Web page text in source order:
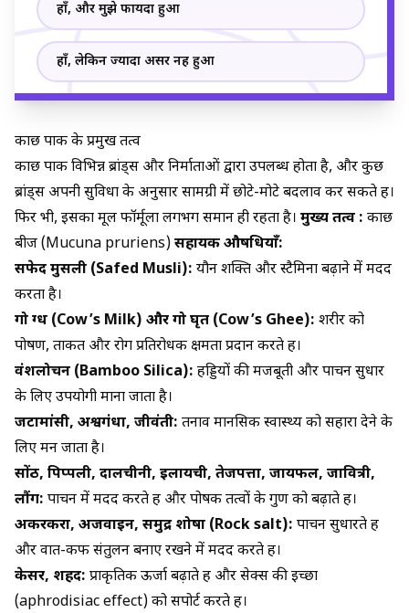
हाँ, और मुझे फायदा हुआ
हाँ, लेकिन ज्यादा असर नहीं हुआ
कौंछ पाक के प्रमुख तत्व
कौंछ पाक विभिन्न ब्रांड्स और निर्माताओं द्वारा उपलब्ध होता है, और कुछ
ब्रांड्स अपनी सुविधा के अनुसार सामग्री में छोटे-मोटे बदलाव कर सकते हैं।
फिर भी, इसका मूल फॉर्मूला लगभग समान ही रहता है। मुख्य तत्व : कौंछ
बीज (Mucuna pruriens)सहायक औषधियाँ:
सफेद मुसली (Safed Musli): यौन शक्ति और स्टैमिना बढ़ाने में मदद
करता है।
गो दुग्ध (Cow’s Milk) और गो घृत (Cow’s Ghee): शरीर को
पोषण, ताकत और रोग प्रतिरोधक क्षमता प्रदान करते हैं।
वंशलोचन (Bamboo Silica): हड्डियों की मजबूती और पाचन सुधार
के लिए उपयोगी माना जाता है।
जटामांसी, अश्वगंधा, जीवंती: तनाव मानसिक स्वास्थ्य को सहारा देने के
लिए मन जाता है।
सोंठ, पिप्पली, दालचीनी, इलायची, तेजपत्ता, जायफल, जावित्री,
लौंग: पाचन में मदद करते हैं और पोषक तत्वों के गुण को बढ़ाते हैं।
अकरकरा, अजवाइन, समुद्र शोषा (Rock salt): पाचन सुधारते हैं
और वात-कफ संतुलन बनाए रखने में मदद करते हैं।
केसर, शहद: प्राकृतिक ऊर्जा बढ़ाते हैं और सेक्स की इच्छा
(aphrodisiac effect) को सपोर्ट करते हैं।